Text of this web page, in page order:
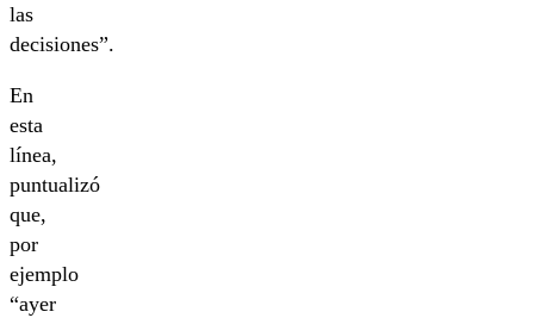
las
decisiones”.
En
esta
línea,
puntualizó
que,
por
ejemplo
“ayer